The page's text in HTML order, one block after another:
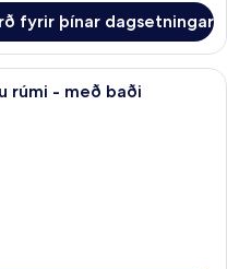
fyrir þínar dagsetningar
herbergi með tvíbreiðu
rúmi - með baði